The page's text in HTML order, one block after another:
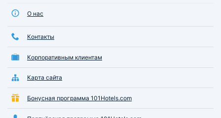
О нас
Контакты
Корпоративным клиентам
Карта сайта
Бонусная программа 101Hotels.com